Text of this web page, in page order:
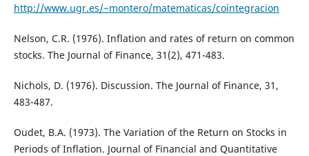
http://www.ugr.es/~montero/matematicas/cointegracion
Nelson, C.R. (1976). Inflation and rates of return on common
stocks. The Journal of Finance, 31(2), 471-483.
Nichols, D. (1976). Discussion. The Journal of Finance, 31,
483-487.
Oudet, B.A. (1973). The Variation of the Return on Stocks in
Periods of Inflation. Journal of Financial and Quantitative